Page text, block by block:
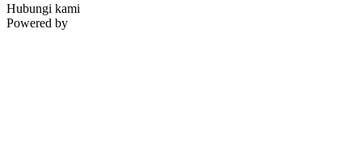
Hubungi kami
Powered by